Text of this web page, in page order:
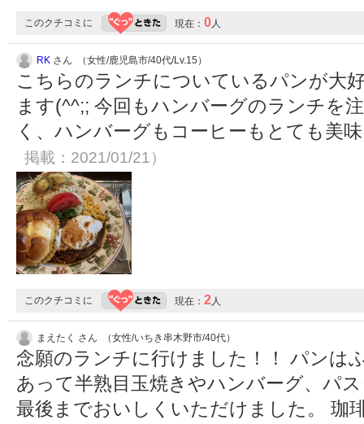
このクチコミに 現在： 0人
RK さん （女性/鹿児島市/40代/Lv.15）
こちらのランチについているパンが大
ます(^^;; 今回もハンバーグのランチを
く、ハンバーグもコーヒーもとても美
掲載：2021/01/21）
このクチコミに 現在： 2人
まえたく さん （女性/いちき串木野市/40代）
念願のランチに行けました！！ パンは
あって半熟目玉焼きやハンバーグ、パ
最後までおいしくいただけました。 珈